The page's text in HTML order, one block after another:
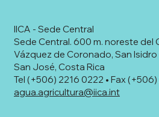
IICA - Sede Central
Sede Central. 600 m. noreste del
Vázquez de Coronado, San Isidro
San José, Costa Rica
Tel (+506) 2216 0222 • Fax
agua.agricultura@iica.int